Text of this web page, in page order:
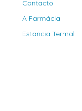
Contacto
A Farmácia
Estancia Termal